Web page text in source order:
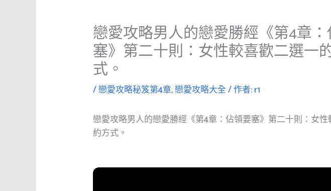
戀愛攻略男人的戀愛勝經《第4章
塞》第二十則：女性較喜歡二選一
式。
/戀愛攻略秘笈第4章,戀愛攻略大全/ 作者:r1
戀愛攻略男人的戀愛勝經《第4章：佔領要塞》第二十則：女
約方式。